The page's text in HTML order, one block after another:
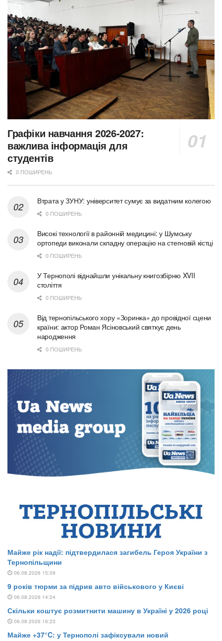
Графіки навчання 2026-2027:
важлива інформація для
студентів
0 ПОШИРЕНЬ
Втрата у ЗУНУ: університет сумує за видатним колегою
0 ПОШИРЕНЬ
Високі технології в районній медицині: у Шумську
ортопеди виконали складну операцію на стегновій кістці
0 ПОШИРЕНЬ
У Тернополі віднайшли унікальну книгозбірню XVII
століття
0 ПОШИРЕНЬ
Від тернопільського хору «Зоринка» до провідної сцени
країни: актор Роман Ясіновський святкує день
народження
0 ПОШИРЕНЬ